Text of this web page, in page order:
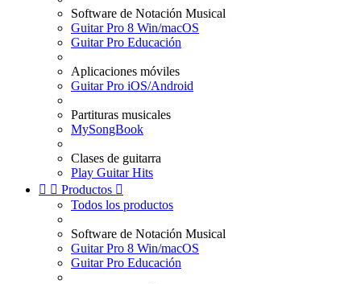
Software de Notación Musical
Guitar Pro 8 Win/macOS
Guitar Pro Educación
Aplicaciones móviles
Guitar Pro iOS/Android
Partituras musicales
MySongBook
Clases de guitarra
Play Guitar Hits
  Productos 
Todos los productos
Software de Notación Musical
Guitar Pro 8 Win/macOS
Guitar Pro Educación